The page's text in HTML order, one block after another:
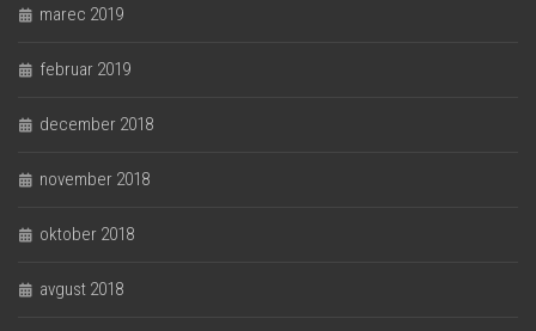
marec 2019
februar 2019
december 2018
november 2018
oktober 2018
avgust 2018